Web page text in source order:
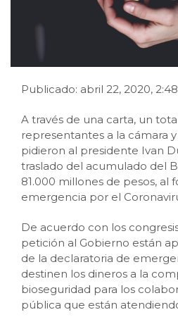
Publicado: abril 22, 2020,
A través de una carta, un
representantes a la cámara
pidieron al presidente Ivan
traslado del acumulado del
81.000 millones de pesos, al
emergencia por el
De acuerdo con los
petición al Gobierno están
de la declaratoria de
destinen los dineros a la
bioseguridad para los
pública que están